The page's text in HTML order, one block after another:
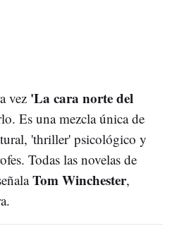
vez 'La cara norte del
Es una mezcla única de
'thriller' psicológico y
Todas las novelas de
Tom Winchester,